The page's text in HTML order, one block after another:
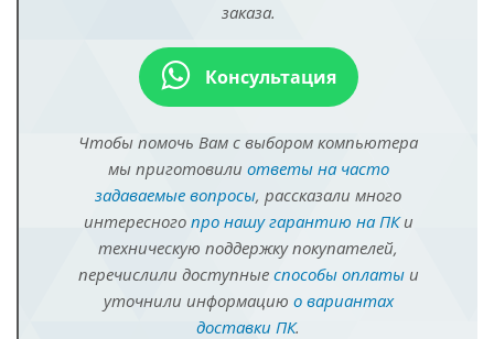
заказа.
Консультация
Чтобы помочь Вам с выбором компьютера
мы приготовили ответы на часто
задаваемые вопросы, рассказали много
интересного про нашу гарантию на ПКи
техническую поддержку покупателей,
перечислили доступные способы оплатыи
уточнили информацию о вариантах
доставки ПК.